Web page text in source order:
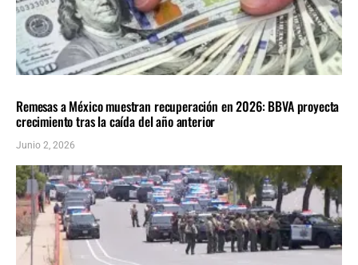
Remesas a México muestran recuperación en 2026: BBVA proyecta
crecimiento tras la caída del año anterior
Junio 2, 2026